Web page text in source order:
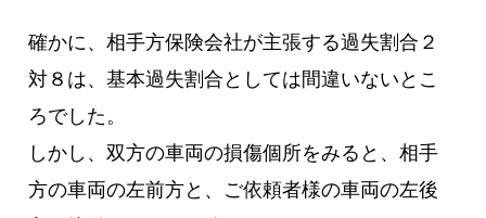
確かに、相手方保険会社が主張する過失割合２
対８は、基本過失割合としては間違いないとこ
ろでした。
しかし、双方の車両の損傷個所をみると、相手
方の車両の左前方と、ご依頼者様の車両の左後